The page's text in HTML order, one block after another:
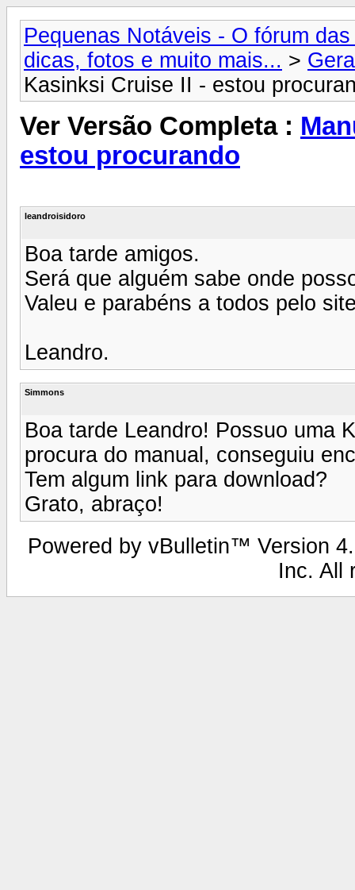
Pequenas Notáveis - O fórum
dicas, fotos e muito mais... >
Kasinksi Cruise II - estou
Ver Versão Completa :
estou procurando
leandroisidoro
Boa tarde amigos.
Será que alguém sabe onde
Valeu e parabéns a todos pelo
Leandro.
Simmons
Boa tarde Leandro! Possuo uma
procura do manual, conseguiu
Tem algum link para download?
Grato, abraço!
Powered by vBulletin™ Version
Inc. All